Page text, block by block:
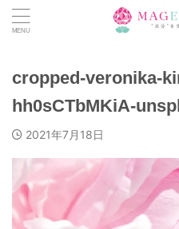
cropped-veronika-
hh0sCTbMKiA-
2021年7月18日